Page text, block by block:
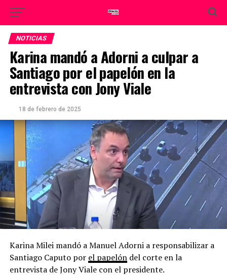
NOTICIAS
Karina mandó a Adorni a culpar a
Santiago por el papelón en la
entrevista con Jony Viale
18 de febrero de 2025
Karina Milei mandó a Manuel Adorni a responsabilizar a
Santiago Caputo por el papelóndel corte en la
entrevista de Jony Viale con el presidente.